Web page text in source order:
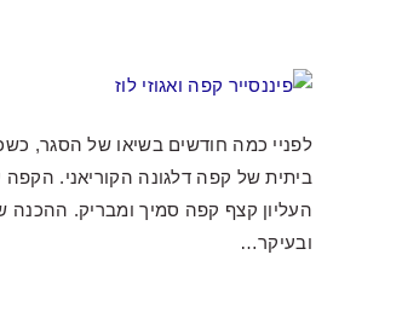
לפניי כמה חודשים בשיאו של הסגר,
ביתית של קפה דלגונה הקוריאני.
ובעיקר…